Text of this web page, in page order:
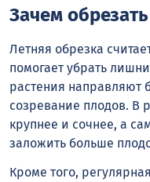
Зачем
Летняя обрезка
помогает убрать
растения направляют
созревание плодов. В
крупнее и сочнее, а
заложить больше
Кроме того,